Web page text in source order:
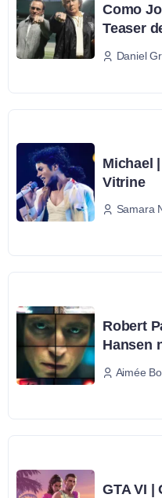
Como
Teaser
Daniel
Michael
Vitrine
Samara
Robert
Hansen
Aimée
GTA VI |